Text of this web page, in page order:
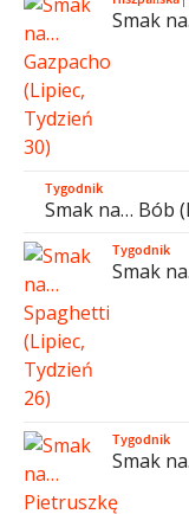
Smak
Tygodnik
Smak na… Bób
Tygodnik
Smak
Tygodnik
Smak